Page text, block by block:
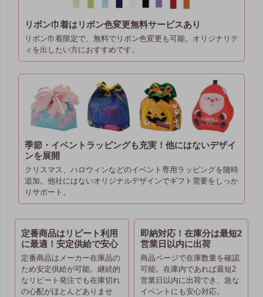
リボン巾着はリボン色変更無料サービスあり
リボン巾着限定で、無料でリボン色変更も可能。オリジナリテ
ィを出したい方におすすめです。
季節・イベントラッピングも充実！他にはないデザイ
ンを展開
クリスマス、ハロウィンなどのイベント専用ラッピングを随時
追加。他社にはないオリジナルデザインでギフト需要をしっか
りサポート。
定番商品はリピート利用
に最適！安定供給で安心
定番商品はメーカー在庫品の
ため安定供給が可能。継続的
なリピート発注でも在庫切れ
の心配がほとんどありませ
即納対応！在庫分は最短2
営業日以内に出荷
商品ページで在庫数量を確認
可能。在庫内であれば最短2
営業日以内に出荷でき、急な
イベントにも安心対応。